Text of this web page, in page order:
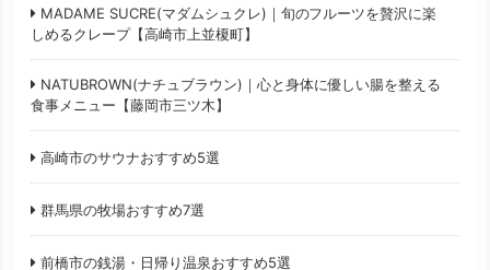
MADAME SUCRE(マダムシュクレ)｜旬のフルーツを贅沢に楽
しめるクレープ【高崎市上並榎町】
NATUBROWN(ナチュブラウン)｜心と身体に優しい腸を整える
食事メニュー【藤岡市三ツ木】
高崎市のサウナおすすめ5選
群馬県の牧場おすすめ7選
前橋市の銭湯・日帰り温泉おすすめ5選